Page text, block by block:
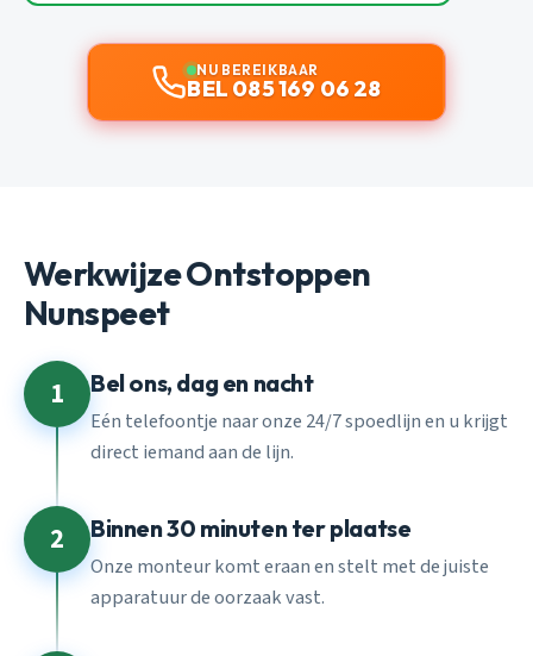
NU BEREIKBAAR
BEL 085 169 06 28
Werkwijze Ontstoppen
Nunspeet
1 Bel ons, dag en nacht
Eén telefoontje naar onze 24/7 spoedlijn en u krijgt
direct iemand aan de lijn.
2 Binnen 30 minuten ter plaatse
Onze monteur komt eraan en stelt met de juiste
apparatuur de oorzaak vast.